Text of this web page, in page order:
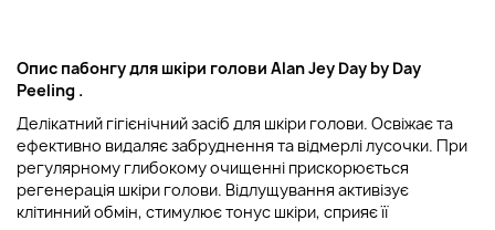
Опис пабонгу для шкіри голови Alan Jey Day by Day
Peeling .
Делікатний гігієнічний засіб для шкіри голови. Освіжає та
ефективно видаляє забруднення та відмерлі лусочки. При
регулярному глибокому очищенні прискорюється
регенерація шкіри голови. Відлущування активізує
клітинний обмін, стимулює тонус шкіри, сприяє її